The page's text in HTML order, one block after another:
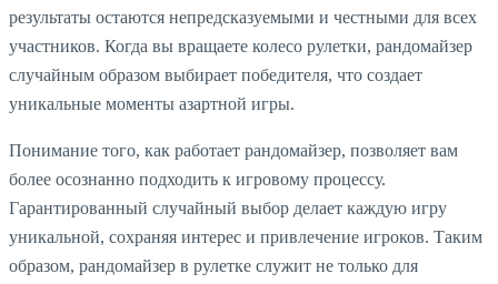
результаты остаются непредсказуемыми и честными для всех
участников. Когда вы вращаете колесо рулетки, рандомайзер
случайным образом выбирает победителя, что создает
уникальные моменты азартной игры.
Понимание того, как работает рандомайзер, позволяет вам
более осознанно подходить к игровому процессу.
Гарантированный случайный выбор делает каждую игру
уникальной, сохраняя интерес и привлечение игроков. Таким
образом, рандомайзер в рулетке служит не только для